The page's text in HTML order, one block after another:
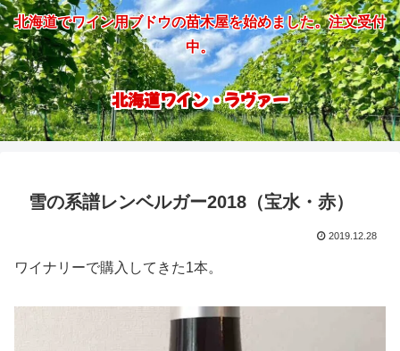
北海道でワイン用ブドウの苗木屋を始めました。注文受付
中。
北海道ワイン・ラヴァー
雪の系譜レンベルガー2018（宝水・赤）
2019.12.28
ワイナリーで購入してきた1本。